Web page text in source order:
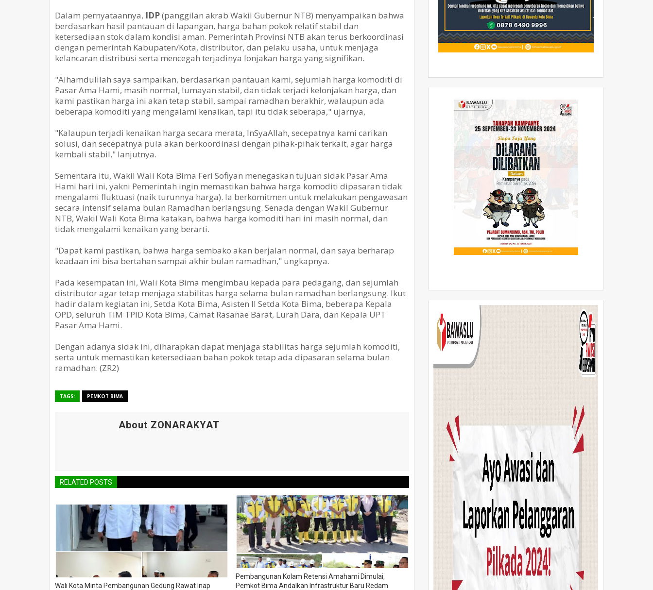
Dalam pernyataannya, IDP(panggilan akrab Wakil Gubernur NTB) menyampaikan bahwa
berdasarkan hasil pantauan di lapangan, harga bahan pokok relatif stabil dan
ketersediaan stok dalam kondisi aman. Pemerintah Provinsi NTB akan terus berkoordinasi
dengan pemerintah Kabupaten/Kota, distributor, dan pelaku usaha, untuk menjaga
kelancaran distribusi serta mencegah terjadinya lonjakan harga yang signifikan.
"Alhamdulilah saya sampaikan, berdasarkan pantauan kami, sejumlah harga komoditi di
Pasar Ama Hami, masih normal, lumayan stabil, dan tidak terjadi kelonjakan harga, dan
kami pastikan harga ini akan tetap stabil, sampai ramadhan berakhir, walaupun ada
beberapa komoditi yang mengalami kenaikan, tapi itu tidak seberapa," ujarnya,
"Kalaupun terjadi kenaikan harga secara merata, InSyaAllah, secepatnya kami carikan
solusi, dan secepatnya pula akan berkoordinasi dengan pihak-pihak terkait, agar harga
kembali stabil," lanjutnya.
Sementara itu, Wakil Wali Kota Bima Feri Sofiyan menegaskan tujuan sidak Pasar Ama
Hami hari ini, yakni Pemerintah ingin memastikan bahwa harga komoditi dipasaran tidak
mengalami fluktuasi (naik turunnya harga). Ia berkomitmen untuk melakukan pengawasan
secara intensif selama bulan Ramadhan berlangsung. Senada dengan Wakil Gubernur
NTB, Wakil Wali Kota Bima katakan, bahwa harga komoditi hari ini masih normal, dan
tidak mengalami kenaikan yang berarti.
"Dapat kami pastikan, bahwa harga sembako akan berjalan normal, dan saya berharap
keadaan ini bisa bertahan sampai akhir bulan ramadhan," ungkapnya.
Pada kesempatan ini, Wali Kota Bima mengimbau kepada para pedagang, dan sejumlah
distributor agar tetap menjaga stabilitas harga selama bulan ramadhan berlangsung. Ikut
hadir dalam kegiatan ini, Setda Kota Bima, Asisten II Setda Kota Bima, beberapa Kepala
OPD, seluruh TIM TPID Kota Bima, Camat Rasanae Barat, Lurah Dara, dan Kepala UPT
Pasar Ama Hami.
Dengan adanya sidak ini, diharapkan dapat menjaga stabilitas harga sejumlah komoditi,
serta untuk memastikan ketersediaan bahan pokok tetap ada dipasaran selama bulan
ramadhan. (ZR2)
TAGS: PEMKOT BIMA
About ZONARAKYAT
RELATED POSTS
Wali Kota Minta Pembangunan Gedung Rawat Inap
Pembangunan Kolam Retensi Amahami Dimulai,
Pemkot Bima Andalkan Infrastruktur Baru Redam